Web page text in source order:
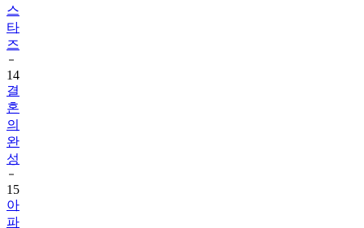
스
타
즈
14
결
혼
의
완
성
15
아
파